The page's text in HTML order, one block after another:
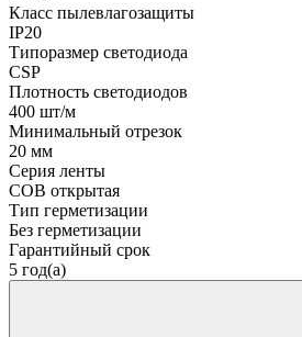
Класс пылевлагозащиты
IP20
Типоразмер светодиода
CSP
Плотность светодиодов
400 шт/м
Минимальный отрезок
20 мм
Серия ленты
COB открытая
Тип герметизации
Без герметизации
Гарантийный срок
5 год(а)